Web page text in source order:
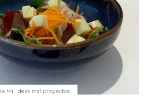
Mil ideas mil proyectos